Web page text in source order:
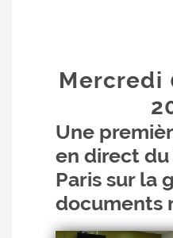
Mercredi
Une
en direct du
Paris sur la
documents